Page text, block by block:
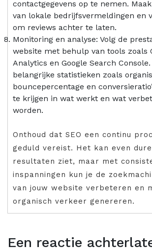
contactgegevens op te nemen.
van lokale bedrijfsvermeldingen en
om reviews achter te laten.
Monitoring en analyse: Volg de
website met behulp van tools zoals
Analytics en Google Search
belangrijke statistieken zoals
bouncepercentage en
te krijgen in wat werkt en wat
worden.
Onthoud dat SEO een continu
geduld vereist. Het kan even
resultaten ziet, maar met
inspanningen kun je de
van jouw website verbeteren en
organisch verkeer genereren.
Een reactie